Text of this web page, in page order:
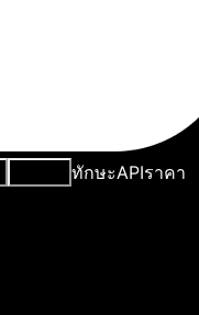
ทักษะAPIราคา